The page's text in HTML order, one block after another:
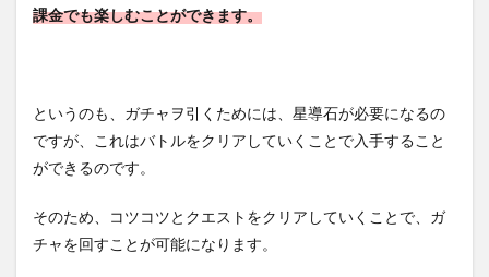
課金でも楽しむことができます。
というのも、ガチャヲ引くためには、星導石が必要になるの
ですが、これはバトルをクリアしていくことで入手すること
ができるのです。
そのため、コツコツとクエストをクリアしていくことで、ガ
チャを回すことが可能になります。